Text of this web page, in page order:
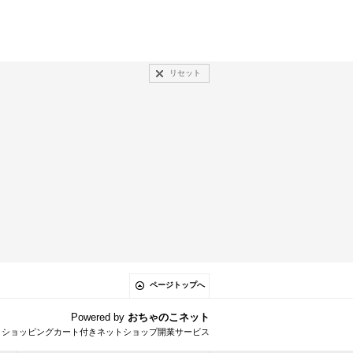
リセット
ページトップへ
Powered by おちゃのこネット
ョッピングカート付きネットショップ開業サービス